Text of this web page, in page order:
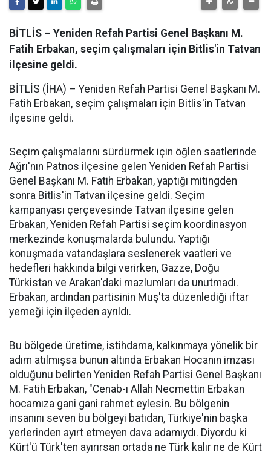
BİTLİS – Yeniden Refah Partisi Genel Başkanı M.
Fatih Erbakan, seçim çalışmaları için Bitlis'in Tatvan
ilçesine geldi.
BİTLİS (İHA) – Yeniden Refah Partisi Genel Başkanı M.
Fatih Erbakan, seçim çalışmaları için Bitlis'in Tatvan
ilçesine geldi.
Seçim çalışmalarını sürdürmek için öğlen saatlerinde
Ağrı'nın Patnos ilçesine gelen Yeniden Refah Partisi
Genel Başkanı M. Fatih Erbakan, yaptığı mitingden
sonra Bitlis'in Tatvan ilçesine geldi. Seçim
kampanyası çerçevesinde Tatvan ilçesine gelen
Erbakan, Yeniden Refah Partisi seçim koordinasyon
merkezinde konuşmalarda bulundu. Yaptığı
konuşmada vatandaşlara seslenerek vaatleri ve
hedefleri hakkında bilgi verirken, Gazze, Doğu
Türkistan ve Arakan'daki mazlumları da unutmadı.
Erbakan, ardından partisinin Muş'ta düzenlediği iftar
yemeği için ilçeden ayrıldı.
Bu bölgede üretime, istihdama, kalkınmaya yönelik bir
adım atılmışsa bunun altında Erbakan Hocanın imzası
olduğunu belirten Yeniden Refah Partisi Genel Başkanı
M. Fatih Erbakan, "Cenab-ı Allah Necmettin Erbakan
hocamıza gani gani rahmet eylesin. Bu bölgenin
insanını seven bu bölgeyi batıdan, Türkiye'nin başka
yerlerinden ayırt etmeyen dava adamıydı. Diyordu ki
Kürt'ü Türk'ten ayırırsan ortada ne Türk kalır ne de Kürt